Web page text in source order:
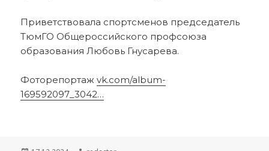
Приветствовала спортсменов председатель
ТюмГО Общероссийского профсоюза
образования Любовь Гнусарева.
Фоторепортажvk.com/album-
169592097_3042…